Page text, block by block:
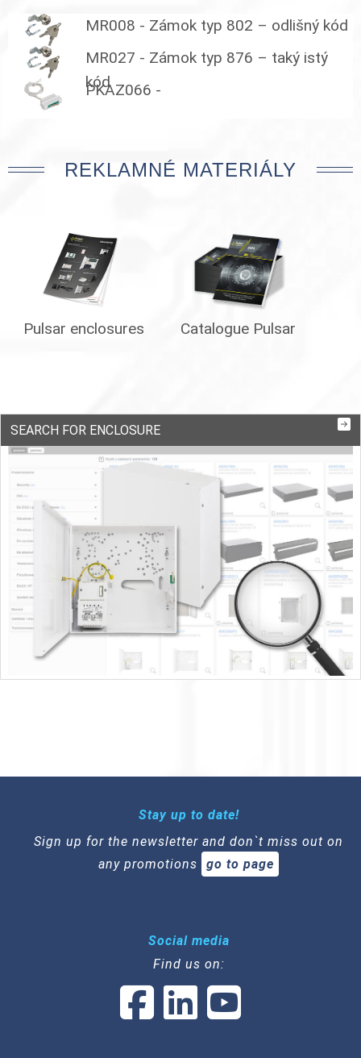
MR008 - Zámok typ 802 – odlišný kód
MR027 - Zámok typ 876 – taký istý
kód
PKAZ066 -
REKLAMNÉ MATERIÁLY
Pulsar enclosures Catalogue Pulsar
SEARCH FOR ENCLOSURE
Stay up to date!
Sign up for the newsletter and don`t miss out on
any promotions
go to page
Social media
Find us on: